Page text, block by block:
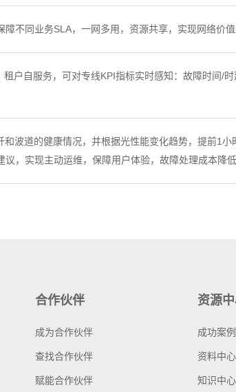
障不同业务SLA，一网多用，资源共享，实现网络价
户自服务，可对专线KPI指标实时感知：故障时间/
波道的健康情况，并根据光性能变化趋势，提前1
议，实现主动运维，保障用户体验，故障处理成本降
合作伙伴
成为合作伙伴
查找合作伙伴
赋能合作伙伴
资源
成功案例
资料中心
知识中心